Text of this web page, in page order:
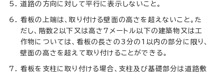
道路の方向に対して平行に表示しないこと。
看板の上端は、取り付ける壁面の高さを超えないこと。た
だし、階数2以下又は高さ7メートル以下の建築物又は工
作物については、看板の長さの3分の1以内の部分に限り、
壁面の高さを超えて取り付けることができる。
看板を支柱に取り付ける場合、支柱及び基礎部分は道路敷